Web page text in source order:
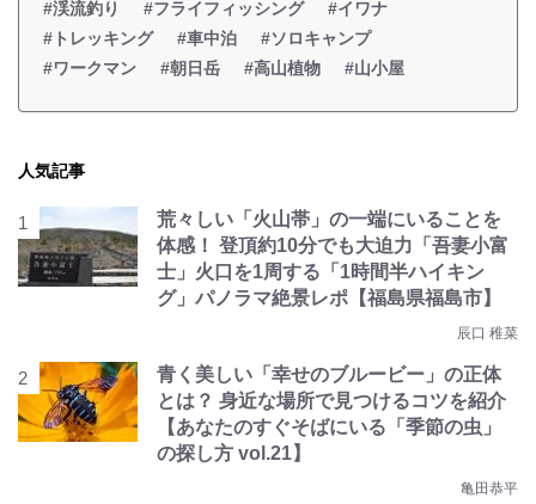
#渓流釣り #フライフィッシング
#イワナ
#トレッキング
#車中泊
#ソロキャンプ
#ワークマン
#朝日岳 #高山植物 #山小屋
人気記事
荒々しい「火山帯」の一端にいることを
体感！ 登頂約10分でも大迫力「吾妻小富
士」火口を1周する「1時間半ハイキン
グ」パノラマ絶景レポ【福島県福島市】
辰口 稚菜
青く美しい「幸せのブルービー」の正体
とは？ 身近な場所で見つけるコツを紹介
【あなたのすぐそばにいる「季節の虫」
の探し方 vol.21】
亀田恭平